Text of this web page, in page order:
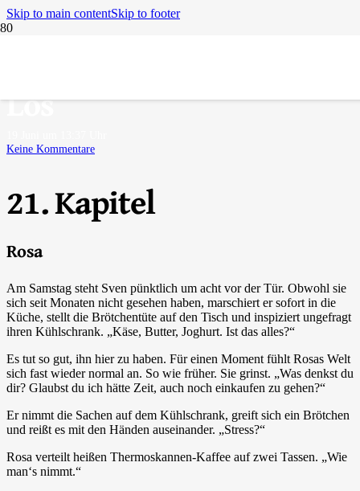
Skip to main contentSkip to footer
Los
Keine Kommentare
21. Kapitel
Rosa
Am Samstag steht Sven pünktlich um acht vor der Tür. Obwohl sie
sich seit Monaten nicht gesehen haben, marschiert er sofort in die
Küche, stellt die Brötchentüte auf den Tisch und inspiziert ungefragt
ihren Kühlschrank. „Käse, Butter, Joghurt. Ist das alles?“
Es tut so gut, ihn hier zu haben. Für einen Moment fühlt Rosas Welt
sich fast wieder normal an. So wie früher. Sie grinst. „Was denkst du
dir? Glaubst du ich hätte Zeit, auch noch einkaufen zu gehen?“
Er nimmt die Sachen auf dem Kühlschrank, greift sich ein Brötchen
und reißt es mit den Händen auseinander. „Stress?“
Rosa verteilt heißen Thermoskannen-Kaffee auf zwei Tassen. „Wie
man‘s nimmt.“